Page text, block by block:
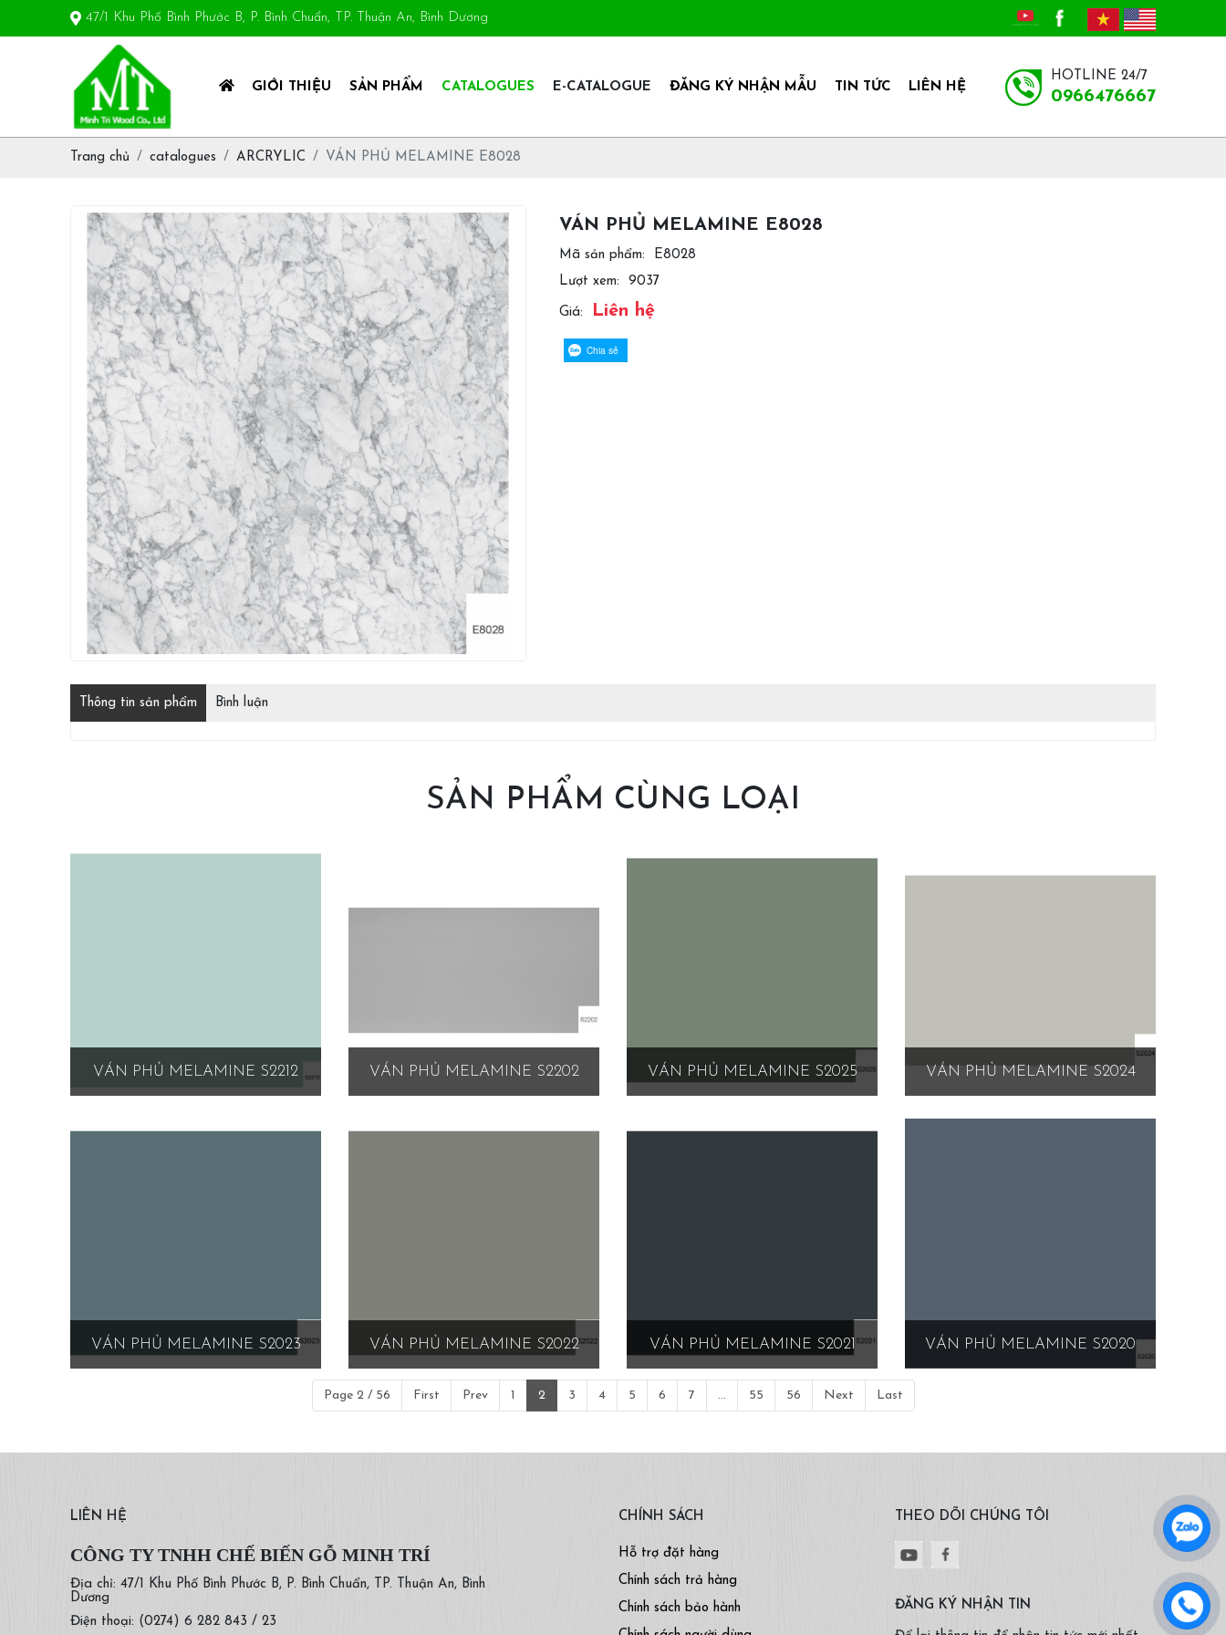
47/1 Khu Phố Bình Phước B, P. Bình Chuẩn, TP. Thuận An, Bình Dương
GIỚI THIỆU SẢN PHẨM CATALOGUES E-CATALOGUE ĐĂNG KÝ NHẬN MẪU TIN TỨC LIÊN HỆ
HOTLINE 24/7
0966476667
Trang chủ catalogues ARCRYLIC VÁN PHỦ MELAMINE E8028
VÁN PHỦ MELAMINE E8028
Mã sản phẩm:
E8028
Lượt xem:
9037
Giá: Liên hệ
Chia sẻ
Thông tin sản phẩm Bình luận
SẢN PHẨM CÙNG LOẠI
VÁN PHỦ MELAMINE S2212 VÁN PHỦ MELAMINE S2202 VÁN PHỦ MELAMINE S2025 VÁN PHỦ MELAMINE S2024
VÁN PHỦ MELAMINE S2023 VÁN PHỦ MELAMINE S2022 VÁN PHỦ MELAMINE S2021 VÁN PHỦ MELAMINE S2020
Page 2 / 56 First Prev 1 2 3 4 5 6 7 ... 55 56 Next Last
LIÊN HỆ
CÔNG TY TNHH CHẾ BIẾN GỖ MINH TRÍ
Địa chỉ: 47/1 Khu Phố Bình Phước B, P. Bình Chuẩn, TP. Thuận An, Bình
Dương
Điện thoại: (0274) 6 282 843 / 23
CHÍNH SÁCH
Hỗ trợ đặt hàng
Chính sách trả hàng
Chính sách bảo hành
THEO DÕI CHÚNG TÔI
ĐĂNG KÝ NHẬN TIN